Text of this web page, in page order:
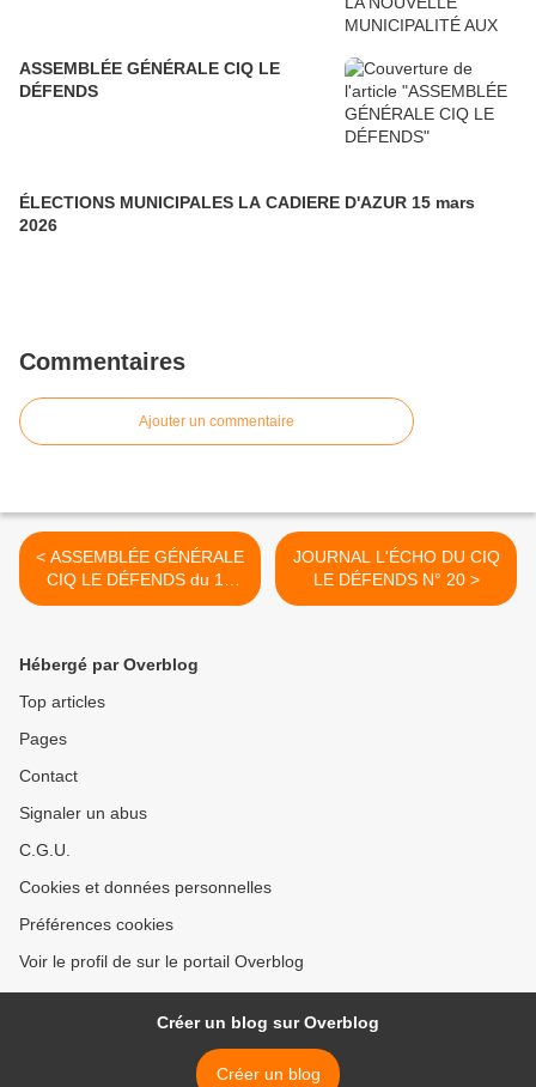
ASSEMBLÉE GÉNÉRALE CIQ LE
DÉFENDS
ÉLECTIONS MUNICIPALES LA CADIERE D'AZUR 15 mars
2026
Commentaires
Ajouter un commentaire
< ASSEMBLÉE GÉNÉRALE
CIQ LE DÉFENDS du 14
MAI 2022
JOURNAL L'ÉCHO DU CIQ
LE DÉFENDS N° 20 >
Hébergé par Overblog
Top articles
Pages
Contact
Signaler un abus
C.G.U.
Cookies et données personnelles
Préférences cookies
Voir le profil de sur le portail Overblog
Créer un blog sur Overblog
Créer un blog